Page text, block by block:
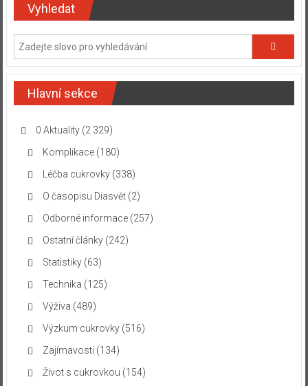
Vyhledat
Hlavní sekce
0 Aktuality(2 329)
Komplikace(180)
Léčba cukrovky(338)
O časopisu Diasvět(2)
Odborné informace(257)
Ostatní články(242)
Statistiky(63)
Technika (125)
Výživa (489)
Výzkum cukrovky(516)
Zajímavosti (134)
Život s cukrovkou (154)